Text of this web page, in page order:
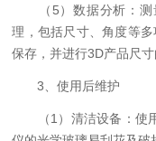
（5）数据分析：测
理，包括尺寸、角度等
保存，并进行3D产品尺寸
3、使用后维护
（1）清洁设备：使用